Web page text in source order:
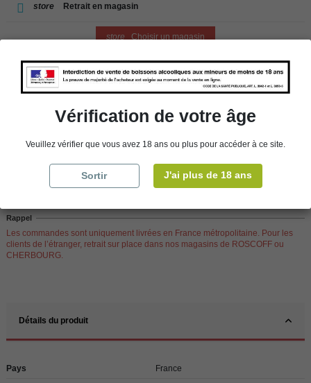
store Retrait en magasin
store Choisir un magasin
Disponibilité en magasin
WBS Cherbourg
WBS Roscoff
Rappel
Les commandes sont uniquement livrées en France métropolitaine. Pour les
clients de l’étranger, retrait sur place dans nos magasins de ROSCOFF ou
CHERBOURG.
Détails du produit
Pays France
Vérification de votre âge
Veuillez vérifier que vous avez 18 ans ou plus pour accéder à ce site.
Sortir J'ai plus de 18 ans